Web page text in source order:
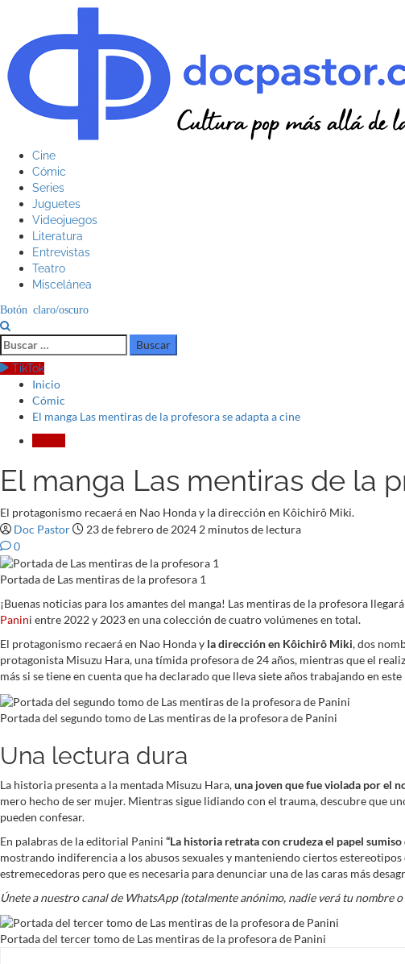
contenido
Menú
principal
Cine
Cómic
Series
Juguetes
Videojuegos
Literatura
Entrevistas
Teatro
Miscelánea
Botón claro/oscuro
Buscar:
TikTok
Inicio
Cómic
El manga Las mentiras de la profesora se adapta a cine
El manga Las mentiras de la
El protagonismo recaerá en Nao Honda y la dirección en Kôichirô Miki.
Doc Pastor
23 de febrero de 2024 2 minutos de lectura
0
Portada de Las mentiras de la profesora 1
¡Buenas noticias para los amantes del manga! Las mentiras de la profesora
Panini entre 2022 y 2023 en una colección de cuatro volúmenes en total.
El protagonismo recaerá en Nao Honda y la dirección en Kôichirô Miki, dos
protagonista Misuzu Hara, una tímida profesora de 24 años, mientras que el
más si se tiene en cuenta que ha declarado que lleva siete años trabajando en
Portada del segundo tomo de Las mentiras de la profesora de Panini
Una lectura dura
La historia presenta a la mentada Misuzu Hara,una joven que fue violada por el
mero hecho de ser mujer. Mientras sigue lidiando con el trauma, descubre que
pueden confesar.
En palabras de la editorial Panini “La historia retrata con crudeza el papel
mostrando indiferencia a los abusos sexuales y manteniendo ciertos
estremecedoras pero que es necesaria para denunciar una de las caras más
Únete a nuestro canal de WhatsApp (totalmente anónimo, nadie verá tu nombre
Portada del tercer tomo de Las mentiras de la profesora de Panini